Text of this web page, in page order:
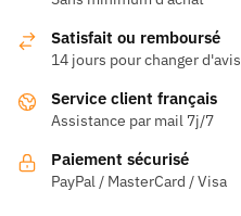
Satisfait ou remboursé
14 jours pour changer d'avis
Service client français
Assistance par mail 7j/7
Paiement sécurisé
PayPal / MasterCard / Visa